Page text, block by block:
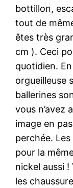
bottillon,
tout de
êtes très
cm ). Ceci
quotidien.
orgueilleuse
ballerines
vous n’avez
image en
perchée.
pour la
nickel aussi !
les